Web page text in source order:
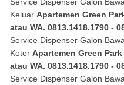
Keluar Apartemen Green
atau WA. 0813.1418.1790 -
Service Dispenser Galon
Kotor Apartemen Green
atau WA. 0813.1418.1790 -
Service Dispenser Galon